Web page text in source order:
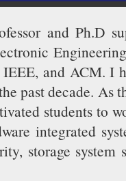
and Ph.D
and ACM. I
past decade. As
students to
integrated
storage system